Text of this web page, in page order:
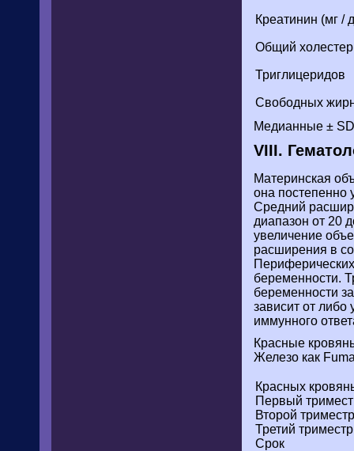
Креатинин (мг /
Общий
Триглицеридов
Свободных
Медианные ± SD
VIII.
Материнская
она постепенно
Средний
диапазон от 20
увеличение
расширения в
беременности.
беременности
зависит от либо
иммунного
Красные
Железо как
Красных
Первый
Второй триместр
Третий триместр
Срок